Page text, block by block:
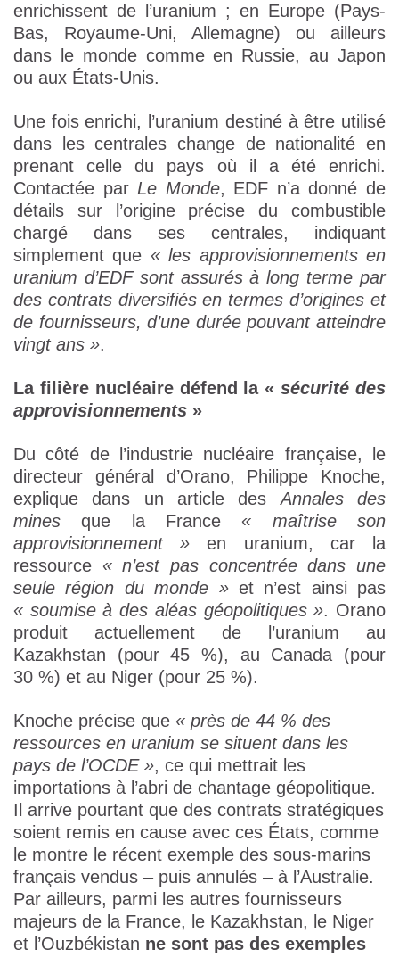
enrichissent de l’uranium ; en Europe (Pays-
Bas, Royaume-Uni, Allemagne) ou ailleurs
dans le monde comme en Russie, au Japon
ou aux États-Unis.
Une fois enrichi, l’uranium destiné à être utilisé
dans les centrales change de nationalité en
prenant celle du pays où il a été enrichi.
Contactée par Le Monde, EDF n’a donné de
détails sur l’origine précise du combustible
chargé dans ses centrales, indiquant
simplement que « les approvisionnements en
uranium d’EDF sont assurés à long terme par
des contrats diversifiés en termes d’origines et
de fournisseurs, d’une durée pouvant atteindre
vingt ans ».
La filière nucléaire défend la «sécurité des
approvisionnements »
Du côté de l’industrie nucléaire française, le
directeur général d’Orano, Philippe Knoche,
explique dans un article desAnnales des
mines que la France « maîtrise son
approvisionnement » en uranium, car la
ressource « n’est pas concentrée dans une
seule région du monde »et n’est ainsi pas
« soumise à des aléas géopolitiques ». Orano
produit actuellement de l’uranium au
Kazakhstan (pour 45 %), au Canada (pour
30 %) et au Niger (pour 25 %).
Knoche précise que « près de 44 % des
ressources en uranium se situent dans les
pays de l’OCDE », ce qui mettrait les
importations à l’abri de chantage géopolitique.
Il arrive pourtant que des contrats stratégiques
soient remis en cause avec ces États, comme
le montre le récent exemple des sous-marins
français vendus – puis annulés – à l’Australie.
Par ailleurs, parmi les autres fournisseurs
majeurs de la France, le Kazakhstan, le Niger
et l’Ouzbékistan ne sont pas des exemples